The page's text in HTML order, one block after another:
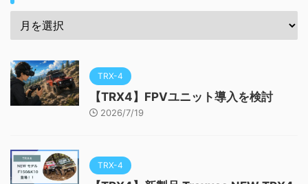
TRX-4
【TRX4】FPVユニット導入を検討
2026/7/19
TRX-4